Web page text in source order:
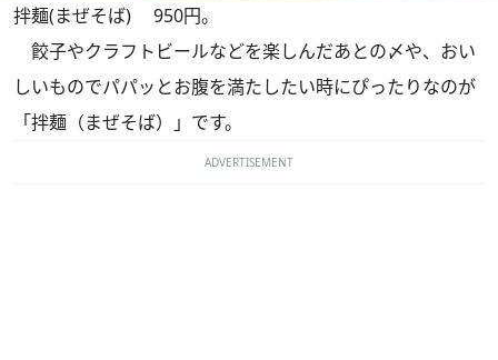
拌麺(まぜそば) 950円。
餃子やクラフトビールなどを楽しんだあとの〆や、おい
しいものでパパッとお腹を満たしたい時にぴったりなのが
「拌麺（まぜそば）」です。
ADVERTISEMENT